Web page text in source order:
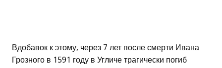
Вдобавок к этому, через 7 лет после смерти Ивана
Грозного в 1591 году в Угличе трагически погиб